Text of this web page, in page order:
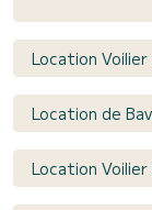
Location Voilier
Location de
Location Voilier